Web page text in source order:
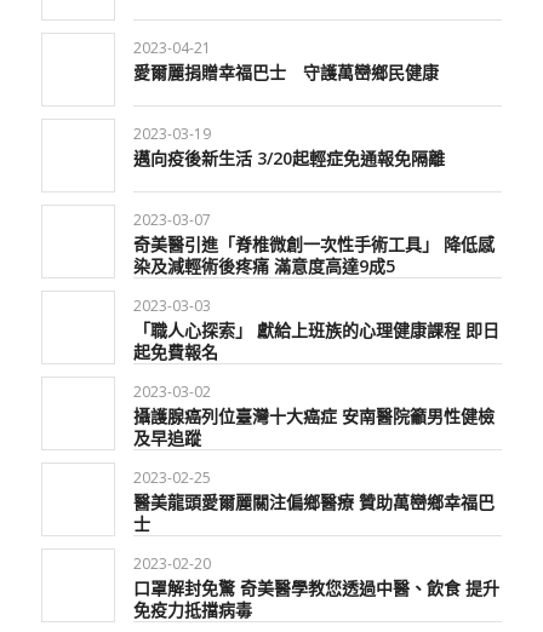
2023-04-21
愛爾麗捐贈幸福巴士 守護萬巒鄉民健康
2023-03-19
邁向疫後新生活 3/20起輕症免通報免隔離
2023-03-07
奇美醫引進「脊椎微創一次性手術工具」 降低感
染及減輕術後疼痛 滿意度高達9成5
2023-03-03
「職人心探索」 獻給上班族的心理健康課程 即日
起免費報名
2023-03-02
攝護腺癌列位臺灣十大癌症 安南醫院籲男性健檢
及早追蹤
2023-02-25
醫美龍頭愛爾麗關注偏鄉醫療 贊助萬巒鄉幸福巴
士
2023-02-20
口罩解封免驚 奇美醫學教您透過中醫、飲食 提升
免疫力抵擋病毒